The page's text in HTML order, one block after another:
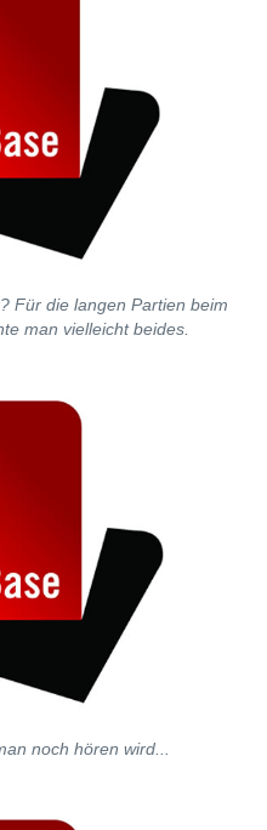
Für die langen Partien beim
man vielleicht beides.
noch hören wird...